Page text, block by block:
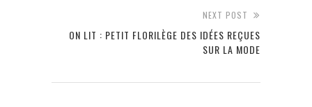
NEXT POST
ON LIT : PETIT FLORILÈGE DES IDÉES REÇUES
SUR LA MODE